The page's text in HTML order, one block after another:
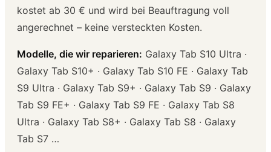
kostet ab 30 € und wird bei Beauftragung voll
angerechnet – keine versteckten Kosten.
Modelle, die wir reparieren: Galaxy Tab S10 Ultra ·
Galaxy Tab S10+ · Galaxy Tab S10 FE · Galaxy Tab
S9 Ultra · Galaxy Tab S9+ · Galaxy Tab S9 · Galaxy
Tab S9 FE+ · Galaxy Tab S9 FE · Galaxy Tab S8
Ultra · Galaxy Tab S8+ · Galaxy Tab S8 · Galaxy
Tab S7 …